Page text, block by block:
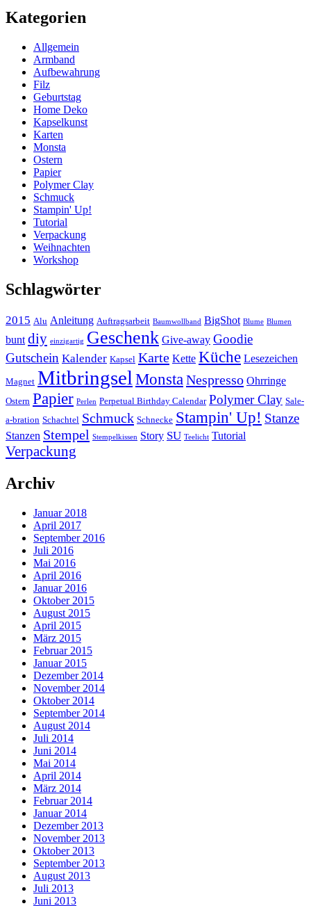
Kategorien
Allgemein
Armband
Aufbewahrung
Filz
Geburtstag
Home Deko
Kapselkunst
Karten
Monsta
Ostern
Papier
Polymer Clay
Schmuck
Stampin' Up!
Tutorial
Verpackung
Weihnachten
Workshop
Schlagwörter
2015 Alu Anleitung Auftragsarbeit Baumwollband BigShot Blume Blumen
bunt diy einzigartig Geschenk Give-away Goodie
Gutschein Kalender Kapsel Karte Kette Küche Lesezeichen
Magnet Mitbringsel Monsta Nespresso Ohrringe
Ostern Papier Perlen Perpetual Birthday Calendar Polymer Clay Sale-
a-bration Schachtel Schmuck Schnecke Stampin' Up! Stanze
Stanzen Stempel Stempelkissen Story SU Teelicht Tutorial
Verpackung
Archiv
Januar 2018
April 2017
September 2016
Juli 2016
Mai 2016
April 2016
Januar 2016
Oktober 2015
August 2015
April 2015
März 2015
Februar 2015
Januar 2015
Dezember 2014
November 2014
Oktober 2014
September 2014
August 2014
Juli 2014
Juni 2014
Mai 2014
April 2014
März 2014
Februar 2014
Januar 2014
Dezember 2013
November 2013
Oktober 2013
September 2013
August 2013
Juli 2013
Juni 2013